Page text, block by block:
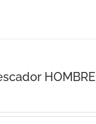
HOMBRE